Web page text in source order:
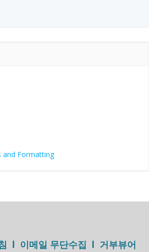
and Formatting
l 이메일 무단수집 l 거부뷰어